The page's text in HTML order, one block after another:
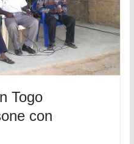
Togo
con